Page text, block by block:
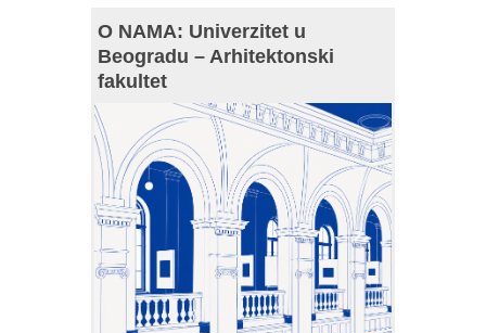
O NAMA: Univerzitet u
Beogradu – Arhitektonski
fakultet